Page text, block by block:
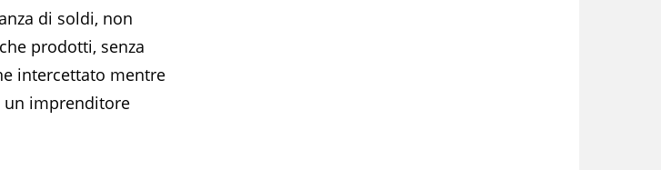
di soldi, non
prodotti, senza
intercettato mentre
un imprenditore